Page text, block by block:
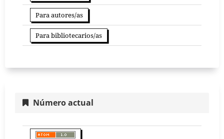
Para autores/as
Para bibliotecarios/as
Número actual